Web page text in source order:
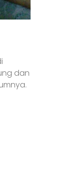
dan